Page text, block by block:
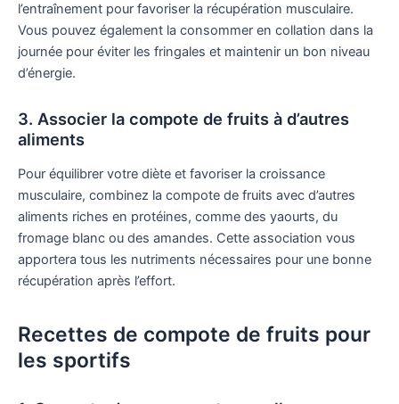
l’entraînement pour favoriser la récupération musculaire.
Vous pouvez également la consommer en collation dans la
journée pour éviter les fringales et maintenir un bon niveau
d’énergie.
3. Associer la compote de fruits à d’autres
aliments
Pour équilibrer votre diète et favoriser la croissance
musculaire, combinez la compote de fruits avec d’autres
aliments riches en protéines, comme des yaourts, du
fromage blanc ou des amandes. Cette association vous
apportera tous les nutriments nécessaires pour une bonne
récupération après l’effort.
Recettes de compote de fruits pour
les sportifs